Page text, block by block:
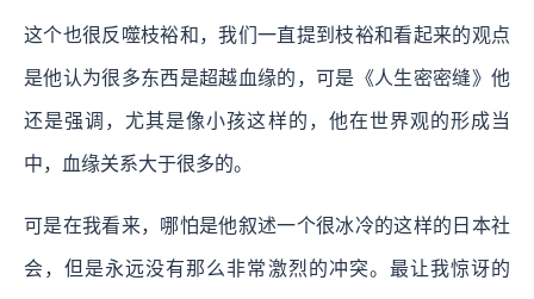
这个也很反噬枝裕和，我们一直提到枝裕和看起来的观点
是他认为很多东西是超越血缘的，可是《人生密密缝》他
还是强调，尤其是像小孩这样的，他在世界观的形成当
中，血缘关系大于很多的。
可是在我看来，哪怕是他叙述一个很冰冷的这样的日本社
会，但是永远没有那么非常激烈的冲突。最让我惊讶的